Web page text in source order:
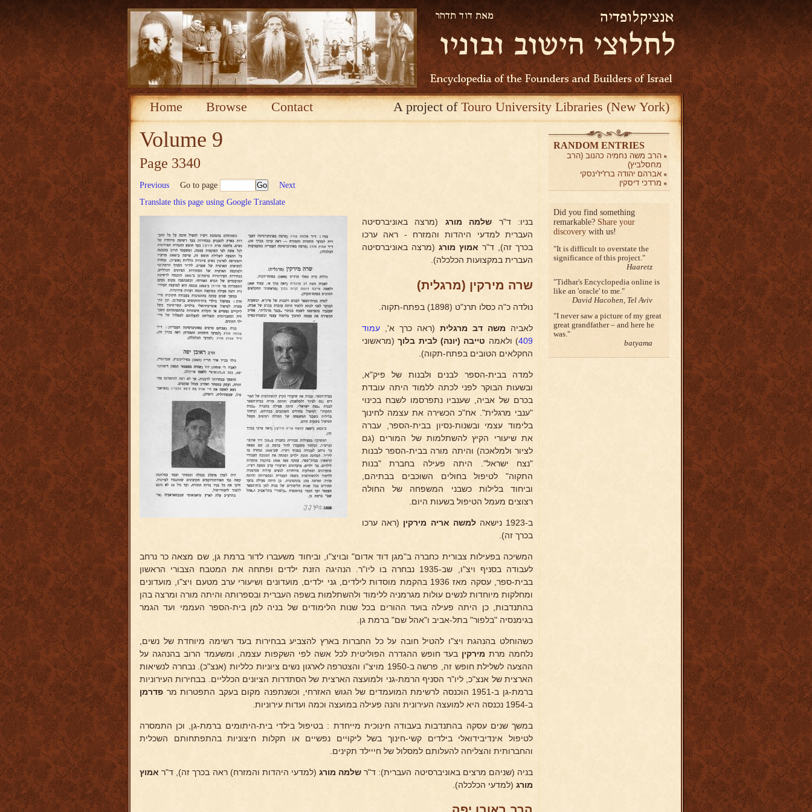
Home Browse Contact A project ofTouro University Libraries (New York)
Volume 9
Page 3340
Previous Go to page
Next
Translate this page using Google Translate
בניו: ד"ר שלמה מורג (מרצה באוניברסיטה
העברית למדעי היהדות והמזרח - ראה ערכו
בכרך זה), ד"ר אמוץ מורג (מרצה באוניברסיטה
העברית במקצועות הכלכלה).
שרה מירקין (מרגלית)
נולדה כ"ה כסלו תרנ"ט (1898) בפתח-תקוה.
לאביה משה דב מרגלית (ראה כרך א', עמוד
409) ולאמה טייבה (יונה) לבית בלוך(מראשוני
החקלאים הטובים בפתח-תקוה).
למדה בבית-הספר לבנים ולבנות של פיק"א,
ובשעות הבוקר לפני לכתה ללמוד היתה עובדת
בכרם של אביה, שענביו נתפרסמו לשבח בכינוי
"ענבי מרגלית". אח"כ הכשירה את עצמה לחינוך
בלימוד עצמי ובשנות-נסיון בבית-הספר, עברה
את שיעורי הקיץ להשתלמות של המורים (גם
לציור ולמלאכה) והיתה מורה בבית-הספר לבנות
"נצח ישראל". היתה פעילה בחברת "בנות
התקוה" לטיפול בחולים השוכבים בבתיהם,
וביחוד בלילות כשבני המשפחה של החולה
רצוצים מעמל הטיפול בשעות היום.
ב-1923 נישאה למשה אריה מירקין (ראה ערכו
בכרך זה).
המשיכה בפעילות צבורית כחברה ב"מגן דוד אדום" ובויצ"ו, וביחוד משעברו לדור ברמת גן, שם מצאה כר נרחב
לעבודה בסניף ויצ"ו, שב-1935 נבחרה בו ליו"ר. הנהיגה הזנת ילדים ופתחה את המטבח הצבורי הראשון
בבית-ספר, עסקה מאז 1936 בהקמת מוסדות לילדים, גני ילדים, מועדונים ושיעורי ערב מטעם ויצ"ו, מועדונים
ומחלקות מיוחדות לנשים עולות מגרמניה ללימוד ולהשתלמות בשפה העברית ובספרותה והיתה מורה ומרצה בהן
בהתנדבות, כן היתה פעילה בועד ההורים בכל שנות הלימודים של בניה למן בית-הספר העממי ועד הגמר
בגימנסיה "בלפור" בתל-אביב ו"אהל שם" ברמת גן.
כשהוחלט בהנהגת ויצ"ו להטיל חובה על כל החברות בארץ להצביע בבחירות בעד רשימה מיוחדת של נשים,
נלחמה מרת מירקין בעד חופש ההגדרה הפוליטית לכל אשה לפי השקפות עצמה, ומשעמד הרוב בהנהגה על
ההצעה לשלילת חופש זה, פרשה ב-1950 מויצ"ו והצטרפה לארגון נשים ציוניות כלליות (אנצ"כ). נבחרה לנשיאות
הארצית של אנצ"כ, ליו"ר הסניף הרמת-גני ולמועצה הארצית של הסתדרות הציונים הכלליים. בבחירות העירוניות
ברמת-גן ב-1951 הוכנסה לרשימת המועמדים של הגוש האזרחי, וכשנתפנה מקום בעקב התפטרות מר
פדרמן
ב-1954 נכנסה היא למועצה העירונית והנה פעילה במועצה וכמה ועדות עירוניות.
במשך שנים עסקה בהתנדבות בעבודה חינוכית מייחדת : בטיפול בילדי בית-היתומים ברמת-גן, וכן התמסרה
לטיפול אינדיבידואלי בילדים קשי-חינוך בשל ליקויים נפשיים או תקלות חיצוניות בהתפתחותם השכלית
והחברותית והצליחה להעלותם למסלול של חייילד תקינים.
בניה (שניהם מרצים באוניברסיטה העברית): ד"ר שלמה מורג (למדעי היהדות והמזרח) ראה בכרך זה), ד"ר אמוץ
מורג (למדעי הכלכלה).
RANDOM ENTRIES
הרב משה נחמיה כהנוב (הרב
מחסלביץ)
אברהם יהודה ברז'יז'ינסקי
מרדכי דיסקין
Did you find something
remarkable? Share your
discovery with us!
It is difficult to overstate the
significance of this project.
Haaretz
Tidhar's Encyclopedia online is
like an 'oracle' to me.
David Hacohen, Tel Aviv
I never saw a picture of my great
great grandfather – and here he
was.
batyama